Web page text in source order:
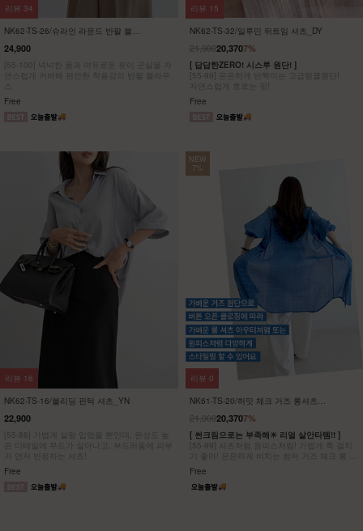
NK62-TS-26/슈라인 라운드 반팔 블라
24,900
[55-100] 넉넉한 품과 여유로운 핏이 군살을 자
연스럽게 커버해 편안한 착용감의 반팔 블라우
Free
리뷰 34
NK62-TS-32/일루민 뒤트임 셔츠_DY
7%
21,90020,370
[ 답답한ZERO! 시스루 원단! ]
[55-99] 은은하게 반짝이는 고급링클원단!
자연스럽게 흐르는 핏!
Free
리뷰 15
NK62-TS-16/블리딩 핀턱 셔츠_YN
22,900
[55-88] 가볍게 살랑 입었을 뿐인데, 완성도 높
은 디테일에 무드가 살아나고, 부드러움에 피부
가 먼저 반응하는 셔츠!
Free
리뷰 16
NEW
7%
NK61-TS-20/허밋 체크 거즈 롱셔츠
7%
21,90020,370
[ 썬크림으로는 부족해☀ 리얼 살안타템!! ]
[55-99] 셔츠처럼 원피스처럼! 가볍게 툭 걸치
기 좋아! 은은하게 비치는 썸머 거즈 체크 롱 셔
츠/원피스
Free
리뷰 0